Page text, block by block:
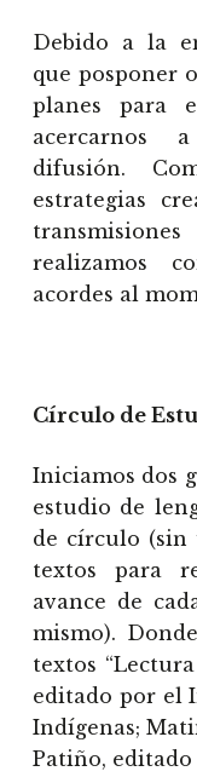
Debido a la
que posponer
planes para
acercarnos
difusión.
estrategias
realizamos
acordes al
Círculo de
Iniciamos dos
estudio de
de círculo (sin
textos para
avance de
mismo).
textos
editado por el
Indígenas;
Patiño, editado